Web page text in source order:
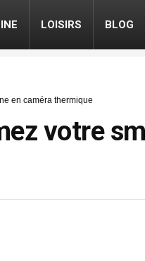
LOISIRS BLOG
en caméra thermique
votre